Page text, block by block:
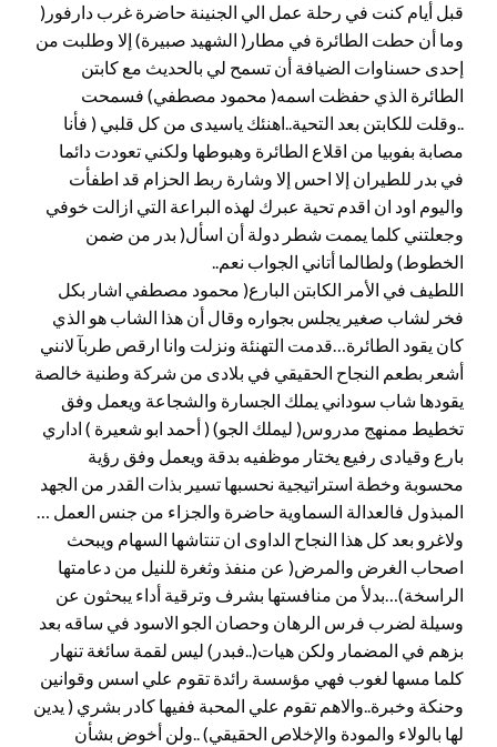
قبل أيام كنت في رحلة عمل الي الجنينة حاضرة غرب دارفور(
وما أن حطت الطائرة في مطار( الشهيد صبيرة) إلا وطلبت من
إحدى حسناوات الضيافة أن تسمح لي بالحديث مع كابتن
الطائرة الذي حفظت اسمه( محمود مصطفي) فسمحت
..وقلت للكابتن بعد التحية..اهنئك ياسيدى من كل قلبي ( فأنا
مصابة بفوبيا من اقلاع الطائرة وهبوطها ولكني تعودت دائما
في بدر للطيران إلا احس إلا وشارة ربط الحزام قد اطفأت
واليوم اود ان اقدم تحية عبرك لهذه البراعة التي ازالت خوفي
وجعلتني كلما يممت شطر دولة أن اسأل( بدر من ضمن
الخطوط) ولطالما أتاني الجواب نعم..
اللطيف في الأمر الكابتن البارع( محمود مصطفي اشار بكل
فخر لشاب صغير يجلس بجواره وقال أن هذا الشاب هو الذي
كان يقود الطائرة…قدمت التهنئة ونزلت وانا ارقص طربآ لانني
أشعر بطعم النجاح الحقيقي في بلادى من شركة وطنية خالصة
يقودها شاب سوداني يملك الجسارة والشجاعة ويعمل وفق
تخطيط ممنهج مدروس( ليملك الجو) ( أحمد ابو شعيرة ) اداري
بارع وقيادى رفيع يختار موظفيه بدقة ويعمل وفق رؤية
محسوبة وخطة استراتيجية نحسبها تسير بذات القدر من الجهد
المبذول فالعدالة السماوية حاضرة والجزاء من جنس العمل …
ولاغرو بعد كل هذا النجاح الداوى ان تنتاشها السهام ويبحث
اصحاب الغرض والمرض( عن منفذ وثغرة للنيل من دعامتها
الراسخة)…بدلأ من منافستها بشرف وترقية أداء يبحثون عن
وسيلة لضرب فرس الرهان وحصان الجو الاسود في ساقه بعد
بزهم في المضمار ولكن هيات(..فبدر) ليس لقمة سائغة تنهار
كلما مسها لغوب فهي مؤسسة رائدة تقوم علي اسس وقوانين
وحنكة وخبرة..والاهم تقوم علي المحبة ففيها كادر بشري ( يدين
لها بالولاء والمودة والإخلاص الحقيقي) ..ولن أخوض بشأن